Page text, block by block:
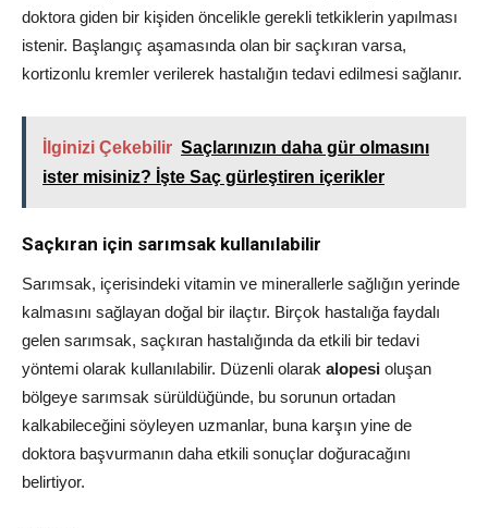
doktora giden bir kişiden öncelikle gerekli tetkiklerin yapılması
istenir. Başlangıç aşamasında olan bir saçkıran varsa,
kortizonlu kremler verilerek hastalığın tedavi edilmesi sağlanır.
İlginizi Çekebilir Saçlarınızın daha gür olmasını
ister misiniz? İşte Saç gürleştiren içerikler
Saçkıran için sarımsak kullanılabilir
Sarımsak, içerisindeki vitamin ve minerallerle sağlığın yerinde
kalmasını sağlayan doğal bir ilaçtır. Birçok hastalığa faydalı
gelen sarımsak, saçkıran hastalığında da etkili bir tedavi
yöntemi olarak kullanılabilir. Düzenli olarak alopesi oluşan
bölgeye sarımsak sürüldüğünde, bu sorunun ortadan
kalkabileceğini söyleyen uzmanlar, buna karşın yine de
doktora başvurmanın daha etkili sonuçlar doğuracağını
belirtiyor.